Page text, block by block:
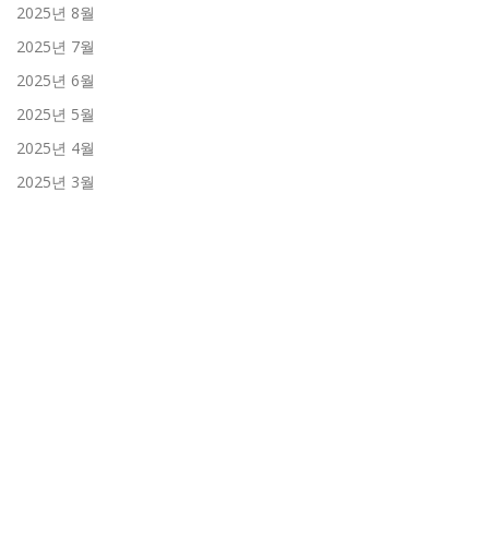
2025년 8월
2025년 7월
2025년 6월
2025년 5월
2025년 4월
2025년 3월